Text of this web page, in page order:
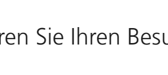
calendar Ganzjährig
Sie Ihren